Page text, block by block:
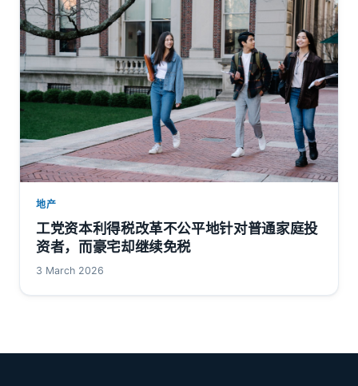
地产
工党资本利得税改革不公平地针对普通家庭投
资者，而豪宅却继续免税
3 March 2026